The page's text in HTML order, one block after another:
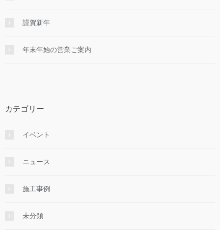
謹賀新年
年末年始の営業ご案内
カテゴリー
イベント
ニュース
施工事例
未分類